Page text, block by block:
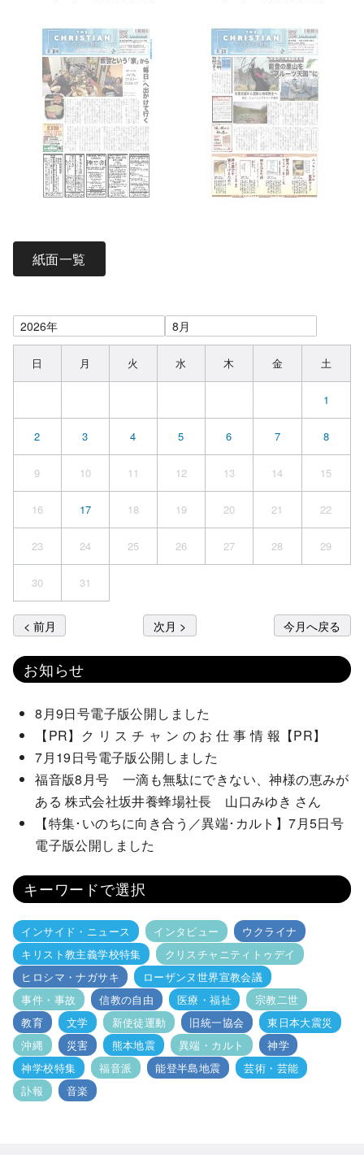
紙面一覧
日 月 火 水 木 金 土
1
2 3 4 5 6 7 8
9 10 11 12 13 14 15
16 17 18 19 20 21 22
23 24 25 26 27 28 29
30 31
< 前月 次月 > 今月へ戻る
お知らせ
8月9日号電子版公開しました
【PR】ク リ ス チ ャ ン の お 仕 事 情 報【PR】
7月19日号電子版公開しました
福音版8月号 一滴も無駄にできない、神様の恵みが
ある 株式会社坂井養蜂場社長 山口みゆき さん
【特集･いのちに向き合う／異端･カルト】7月5日号
電子版公開しました
キーワードで選択
インサイド・ニュース インタビュー
ウクライナ
キリスト教主義学校特集
クリスチャニティトゥデイ
ヒロシマ・ナガサキ
ローザンヌ世界宣教会議
事件・事故
信教の自由 医療・福祉
宗教二世
教育
文学 新使徒運動 旧統一協会
東日本大震災
沖縄
災害 熊本地震 異端・カルト
神学
神学校特集
福音派 能登半島地震
芸術・芸能
訃報
音楽